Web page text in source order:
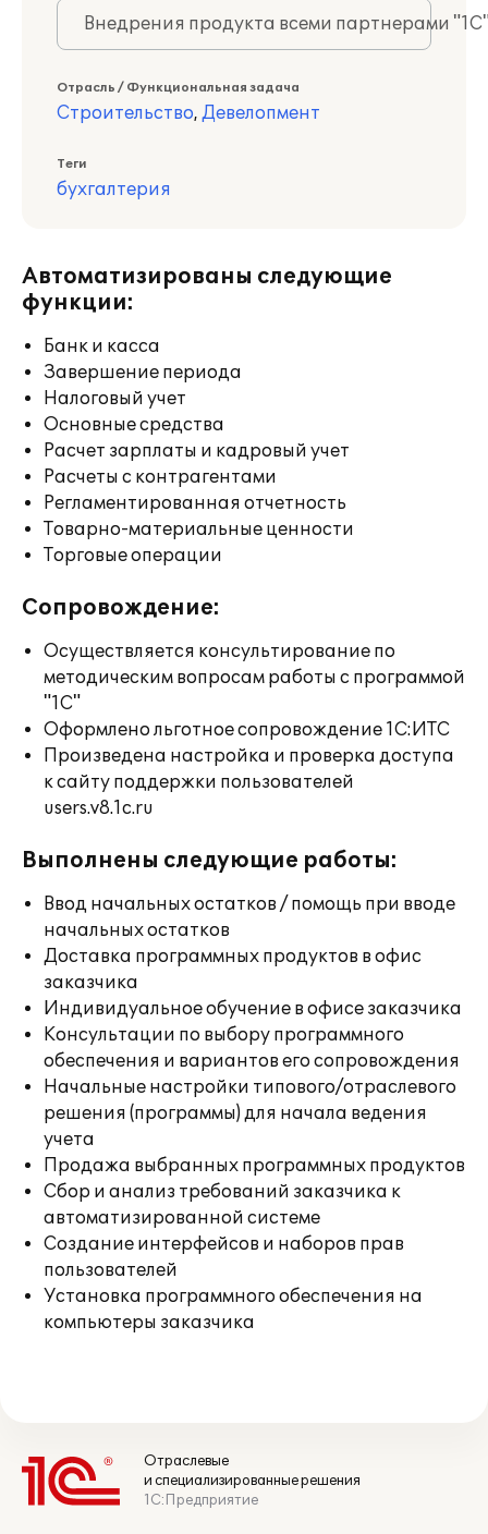
Внедрения продукта всеми партнерами
Отрасль / Функциональная задача
Строительство, Девелопмент
Теги
бухгалтерия
Автоматизированы следующие
функции:
Банк и касса
Завершение периода
Налоговый учет
Основные средства
Расчет зарплаты и кадровый учет
Расчеты с контрагентами
Регламентированная отчетность
Товарно-материальные ценности
Торговые операции
Сопровождение:
Осуществляется консультирование по
методическим вопросам работы с программой
"1С"
Оформлено льготное сопровождение 1С:ИТС
Произведена настройка и проверка доступа
к сайту поддержки пользователей
users.v8.1c.ru
Выполнены следующие работы:
Ввод начальных остатков / помощь при вводе
начальных остатков
Доставка программных продуктов в офис
заказчика
Индивидуальное обучение в офисе заказчика
Консультации по выбору программного
обеспечения и вариантов его сопровождения
Начальные настройки типового/отраслевого
решения (программы) для начала ведения
учета
Продажа выбранных программных продуктов
Сбор и анализ требований заказчика к
автоматизированной системе
Создание интерфейсов и наборов прав
пользователей
Установка программного обеспечения на
компьютеры заказчика
Отраслевые
и специализированные решения
1С:Предприятие